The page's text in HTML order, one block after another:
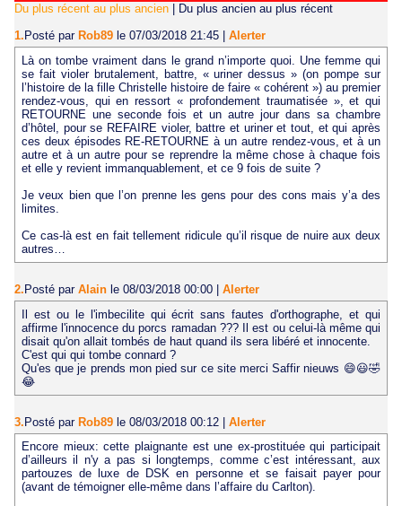
Du plus récent au plus ancien
Du plus ancien au plus récent
1. Posté par Rob89 le 07/03/2018 21:45
Alerter
Là on tombe vraiment dans le grand n’importe quoi. Une femme qui
se fait violer brutalement, battre, « uriner dessus » (on pompe sur
l’histoire de la fille Christelle histoire de faire « cohérent ») au premier
rendez-vous, qui en ressort « profondement traumatisée », et qui
RETOURNE une seconde fois et un autre jour dans sa chambre
d’hôtel, pour se REFAIRE violer, battre et uriner et tout, et qui après
ces deux épisodes RE-RETOURNE à un autre rendez-vous, et à un
autre et à un autre pour se reprendre la même chose à chaque fois
et elle y revient immanquablement, et ce 9 fois de suite ?
Je veux bien que l’on prenne les gens pour des cons mais y’a des
limites.
Ce cas-là est en fait tellement ridicule qu’il risque de nuire aux deux
autres…
2. Posté par Alain le 08/03/2018 00:00
Alerter
Il est ou le l'imbecilite qui écrit sans fautes d'orthographe, et qui
affirme l'innocence du porcs ramadan ??? Il est ou celui-là même qui
disait qu'on allait tombés de haut quand ils sera libéré et innocente.
C'est qui qui tombe connard ?
Qu'es que je prends mon pied sur ce site merci Saffir nieuws 😄😃🤣
😂
3.Posté par Rob89 le 08/03/2018 00:12 | Alerter
Encore mieux: cette plaignante est une ex-prostituée qui participait
d’ailleurs il n'y a pas si longtemps, comme c’est intéressant, aux
partouzes de luxe de DSK en personne et se faisait payer pour
(avant de témoigner elle-même dans l’affaire du Carlton).